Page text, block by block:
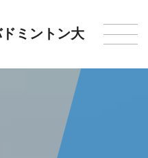
ミントン大